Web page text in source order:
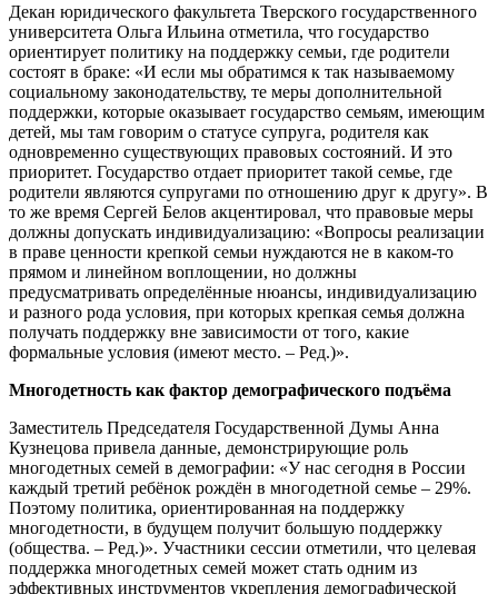
Декан юридического факультета Тверского государственного
университета Ольга Ильина отметила, что государство
ориентирует политику на поддержку семьи, где родители
состоят в браке: «И если мы обратимся к так называемому
социальному законодательству, те меры дополнительной
поддержки, которые оказывает государство семьям, имеющим
детей, мы там говорим о статусе супруга, родителя как
одновременно существующих правовых состояний. И это
приоритет. Государство отдает приоритет такой семье, где
родители являются супругами по отношению друг к другу». В
то же время Сергей Белов акцентировал, что правовые меры
должны допускать индивидуализацию: «Вопросы реализации
в праве ценности крепкой семьи нуждаются не в каком‑то
прямом и линейном воплощении, но должны
предусматривать определённые нюансы, индивидуализацию
и разного рода условия, при которых крепкая семья должна
получать поддержку вне зависимости от того, какие
формальные условия (имеют место. – Ред.)».
Многодетность как фактор демографического подъёма
Заместитель Председателя Государственной Думы Анна
Кузнецова привела данные, демонстрирующие роль
многодетных семей в демографии: «У нас сегодня в России
каждый третий ребёнок рождён в многодетной семье – 29%.
Поэтому политика, ориентированная на поддержку
многодетности, в будущем получит большую поддержку
(общества. – Ред.)». Участники сессии отметили, что целевая
поддержка многодетных семей может стать одним из
эффективных инструментов укрепления демографической